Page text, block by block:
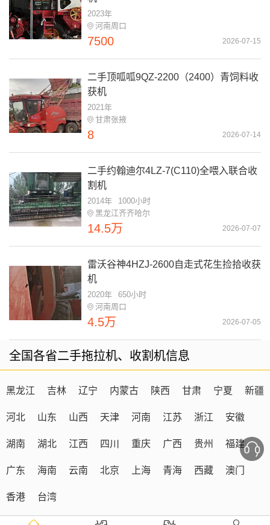
2023年
河南周口
7500 2026-07-15
二手顶呱呱9QZ-2200（2400）青饲料收
获机
2021年
甘肃张掖
8 2026-07-14
二手约翰迪尔4LZ-7(C110)全喂入联合收
割机
2014年
1000小时
黑龙江齐齐哈尔
14.5万 2026-07-07
雷沃谷神4HZJ-2600自走式花生捡拾收获
机
2020年
650小时
河南周口
4.5万 2026-07-05
全国各省二手拖拉机、收割机信息
黑龙江 吉林 辽宁 内蒙古 陕西 甘肃 宁夏 新疆
河北 山东 山西 天津 河南 江苏 浙江 安徽
湖南 湖北 江西 四川 重庆 广西 贵州 福建
广东 海南 云南 北京 上海 青海 西藏 澳门
香港 台湾